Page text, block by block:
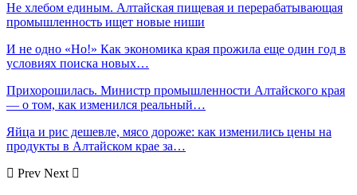
Не хлебом единым. Алтайская пищевая и перерабатывающая
промышленность ищет новые ниши
И не одно «Но!» Как экономика края прожила еще один год в
условиях поиска новых…
Прихорошилась. Министр промышленности Алтайского края
— о том, как изменился реальный…
Яйца и рис дешевле, мясо дороже: как изменились цены на
продукты в Алтайском крае за…
Prev Next